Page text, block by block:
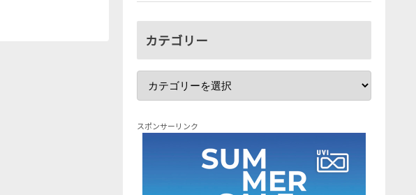
カテゴリー
スポンサーリンク